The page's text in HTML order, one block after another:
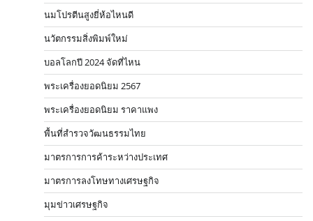
นมโปรตีนสูงยี่ห้อไหนดี
นวัตกรรมสิ่งพิมพ์ใหม่
บอลโลกปี 2024 จัดที่ไหน
พระเครื่องยอดนิยม 2567
พระเครื่องยอดนิยม ราคาแพง
พื้นที่สำรวจวัฒนธรรมไทย
มาตรการการค้าระหว่างประเทศ
มาตรการลงโทษทางเศรษฐกิจ
มุมข่าวเศรษฐกิจ